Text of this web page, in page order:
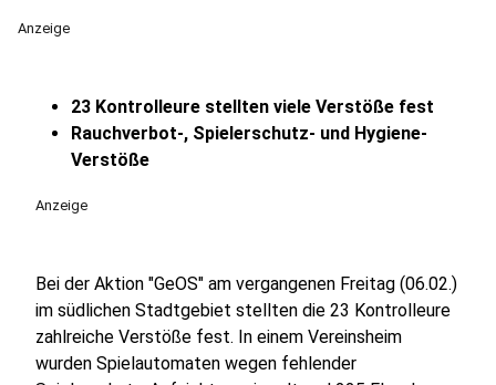
Anzeige
23 Kontrolleure stellten viele Verstöße fest
Rauchverbot-, Spielerschutz- und Hygiene-
Verstöße
Anzeige
Bei der Aktion "GeOS" am vergangenen Freitag (06.02.)
im südlichen Stadtgebiet stellten die 23 Kontrolleure
zahlreiche Verstöße fest. In einem Vereinsheim
wurden Spielautomaten wegen fehlender